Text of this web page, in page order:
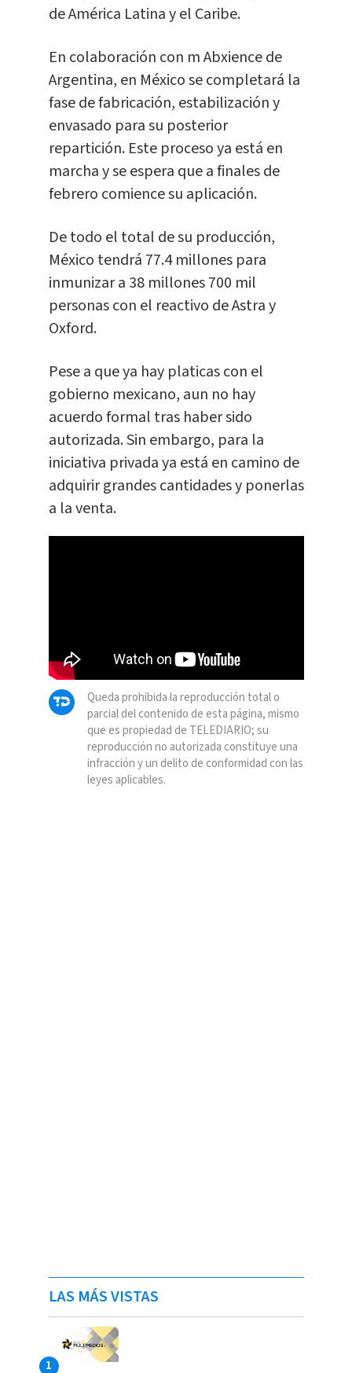
de América Latina y el Caribe.
En colaboración con m Abxience de
Argentina, en México se completará la
fase de fabricación, estabilización y
envasado para su posterior
repartición. Este proceso ya está en
marcha y se espera que a finales de
febrero comience su aplicación.
De todo el total de su producción,
México tendrá 77.4 millones para
inmunizar a 38 millones 700 mil
personas con el reactivo de Astra y
Oxford.
Pese a que ya hay platicas con el
gobierno mexicano, aun no hay
acuerdo formal tras haber sido
autorizada. Sin embargo, para la
iniciativa privada ya está en camino de
adquirir grandes cantidades y ponerlas
a la venta.
Queda prohibida la reproducción total o
parcial del contenido de esta página, mismo
que es propiedad de TELEDIARIO; su
reproducción no autorizada constituye una
infracción y un delito de conformidad con las
leyes aplicables.
LAS MÁS VISTAS